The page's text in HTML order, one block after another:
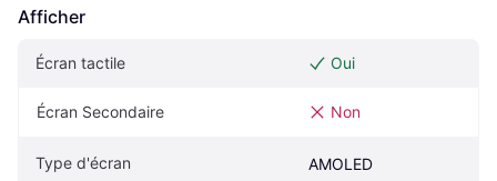
Afficher
Écran tactile Oui
Écran Secondaire Non
Type d'écran AMOLED